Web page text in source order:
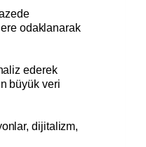
odaklanarak
ederek
büyük veri
dijitalizm,